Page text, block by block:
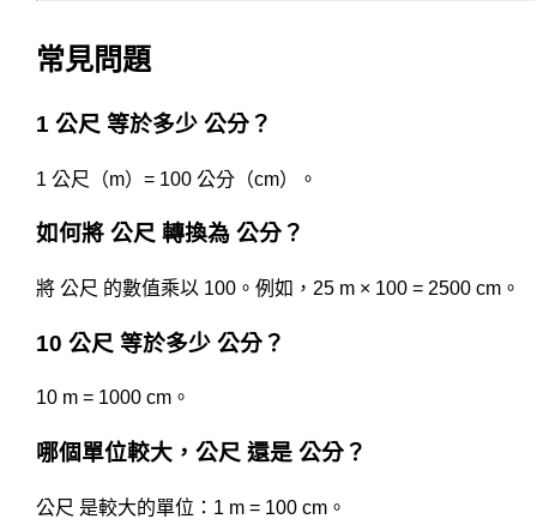
常見問題
1 公尺 等於多少 公分？
1 公尺（m）= 100 公分（cm）。
如何將 公尺 轉換為 公分？
將 公尺 的數值乘以 100。例如，25 m × 100 = 2500 cm。
10 公尺 等於多少 公分？
10 m = 1000 cm。
哪個單位較大，公尺 還是 公分？
公尺 是較大的單位：1 m = 100 cm。